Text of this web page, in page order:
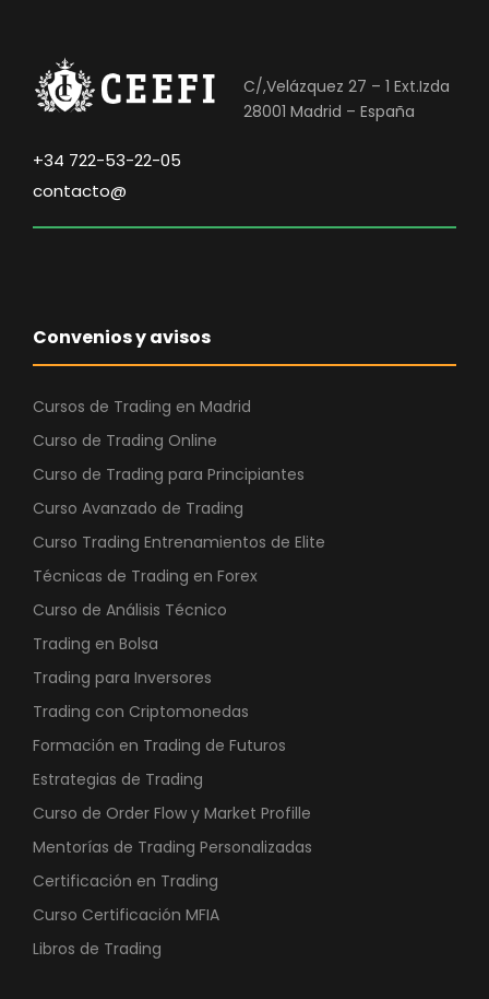
C/,Velázquez 27 – 1 Ext.Izda
28001 Madrid – España
+34 722-53-22-05
contacto@
Convenios y avisos
Cursos de Trading en Madrid
Curso de Trading Online
Curso de Trading para Principiantes
Curso Avanzado de Trading
Curso Trading Entrenamientos de Elite
Técnicas de Trading en Forex
Curso de Análisis Técnico
Trading en Bolsa
Trading para Inversores
Trading con Criptomonedas
Formación en Trading de Futuros
Estrategias de Trading
Curso de Order Flow y Market Profille
Mentorías de Trading Personalizadas
Certificación en Trading
Curso Certificación MFIA
Libros de Trading